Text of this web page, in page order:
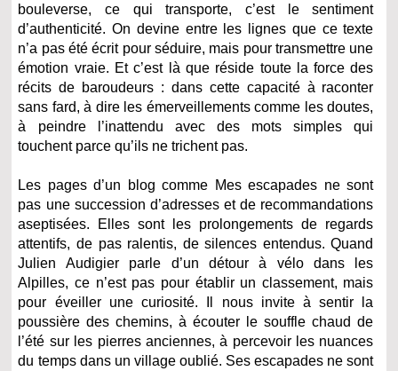
bouleverse, ce qui transporte, c’est le sentiment
d’authenticité. On devine entre les lignes que ce texte
n’a pas été écrit pour séduire, mais pour transmettre une
émotion vraie. Et c’est là que réside toute la force des
récits de baroudeurs : dans cette capacité à raconter
sans fard, à dire les émerveillements comme les doutes,
à peindre l’inattendu avec des mots simples qui
touchent parce qu’ils ne trichent pas.
Les pages d’un blog comme Mes escapades ne sont
pas une succession d’adresses et de recommandations
aseptisées. Elles sont les prolongements de regards
attentifs, de pas ralentis, de silences entendus. Quand
Julien Audigier parle d’un détour à vélo dans les
Alpilles, ce n’est pas pour établir un classement, mais
pour éveiller une curiosité. Il nous invite à sentir la
poussière des chemins, à écouter le souffle chaud de
l’été sur les pierres anciennes, à percevoir les nuances
du temps dans un village oublié. Ses escapades ne sont